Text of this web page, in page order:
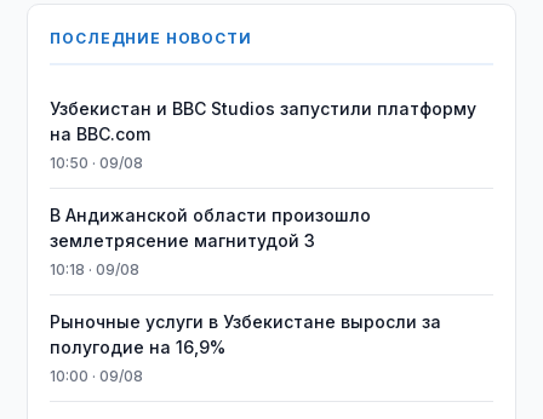
ПОСЛЕДНИЕ НОВОСТИ
Узбекистан и BBC Studios запустили платформу
на BBC.com
10:50 · 09/08
В Андижанской области произошло
землетрясение магнитудой 3
10:18 · 09/08
Рыночные услуги в Узбекистане выросли за
полугодие на 16,9%
10:00 · 09/08